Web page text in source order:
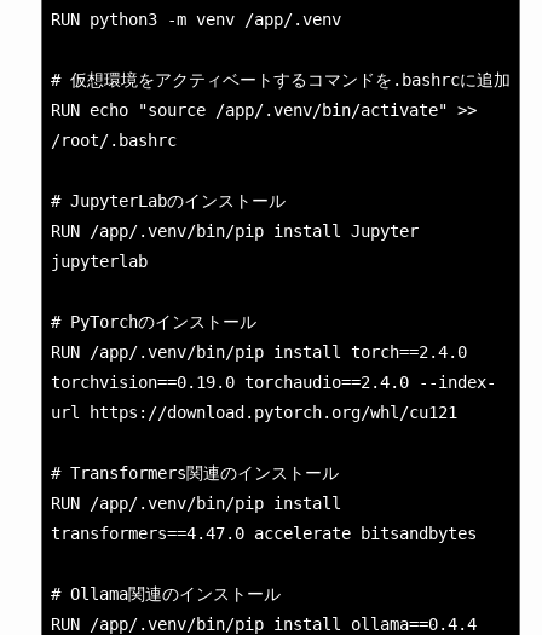
RUN python3 -m venv /app/.venv
# 仮想環境をアクティベートするコマンドを.bashrcに追加
RUN echo "source /app/.venv/bin/activate" >>
/root/.bashrc
# JupyterLabのインストール
RUN /app/.venv/bin/pip install Jupyter
jupyterlab
# PyTorchのインストール
RUN /app/.venv/bin/pip install torch==2.4.0
torchvision==0.19.0 torchaudio==2.4.0 --index-
url https://download.pytorch.org/whl/cu121
# Transformers関連のインストール
RUN /app/.venv/bin/pip install
transformers==4.47.0 accelerate bitsandbytes
# Ollama関連のインストール
RUN /app/.venv/bin/pip install ollama==0.4.4